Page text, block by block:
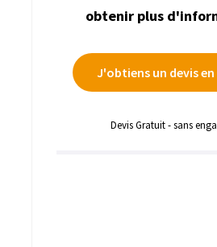
obtenir plus
J'obtiens un devis en
Devis Gratuit - sans